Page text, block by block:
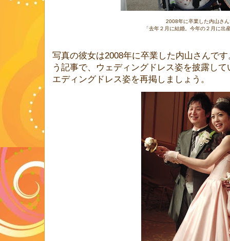
2008年に卒業した内山さ
「去年２月に結婚。今年の２月に出
写真の彼女は2008年に卒業した内山さんで
う記事で、ウェディングドレス姿を披露し
エディングドレス姿を再掲しましょう。